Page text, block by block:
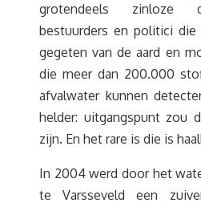
grotendeels zinloze
bestuurders en politici die
gegeten van de aard en
die meer dan 200.000
afvalwater kunnen
helder: uitgangspunt zou
zijn. En het rare is die is
In 2004 werd door het
te Varsseveld een